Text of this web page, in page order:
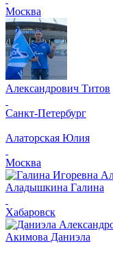
Москва
Александрович Титов
Санкт-Петербург
Алаторская Юлия
Москва
Аладышкина Галина
Хабаровск
Акимова Даниэла